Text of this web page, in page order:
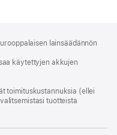
lainsäädännön
käytettyjen akkujen
toimitus­kustannuksia (ellei
tuotteista